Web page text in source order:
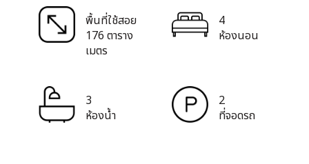
พื้นที่ใช้สอย
176 ตาราง
เมตร
4
ห้องนอน
3
ห้องน้ำ
2
ที่จอดรถ